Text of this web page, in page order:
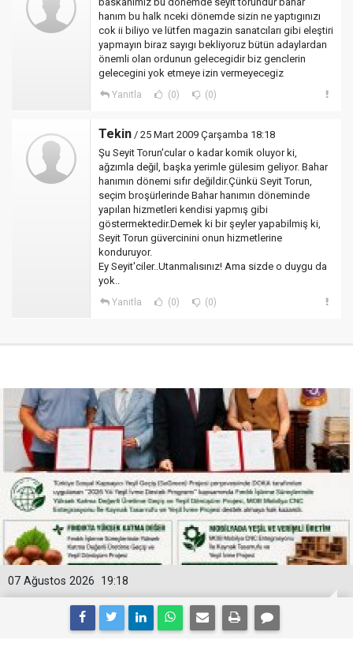
hanım bu halk nceki dönemde sizin ne yaptıgınızı
cok ii biliyo ve lütfen magazin sanatcıları gibi eleştiri
yapmayın biraz sayıgı bekliyoruz bütün adaylardan
önemli olan ordunun gelecegidir biz genclerin
gelecegini yok etmeye izin vermeyecegiz
Yanıtla (0) (0)
Tekin / 25 Mart 2009 Çarşamba 18:18
Şu Seyit Torun'cular o kadar komik oluyor ki,
ağzımla değil, başka yerimle gülesim geliyor. Bahar
hanımın dönemi sıfır değildir.Çünkü Seyit Torun,
seçim broşürlerinde Bahar hanımın döneminde
yapılan hizmetleri kendisi yapmış gibi
göstermektedir.Demek ki bir şeyler yapabilmiş ki,
Seyit Torun güvercinini onun hizmetlerine
konduruyor.
Ey Seyit'ciler..Utanmalısınız! Ama sizde o duygu da
yok..
Yanıtla (0) (0)
19:18
07 Ağustos 2026